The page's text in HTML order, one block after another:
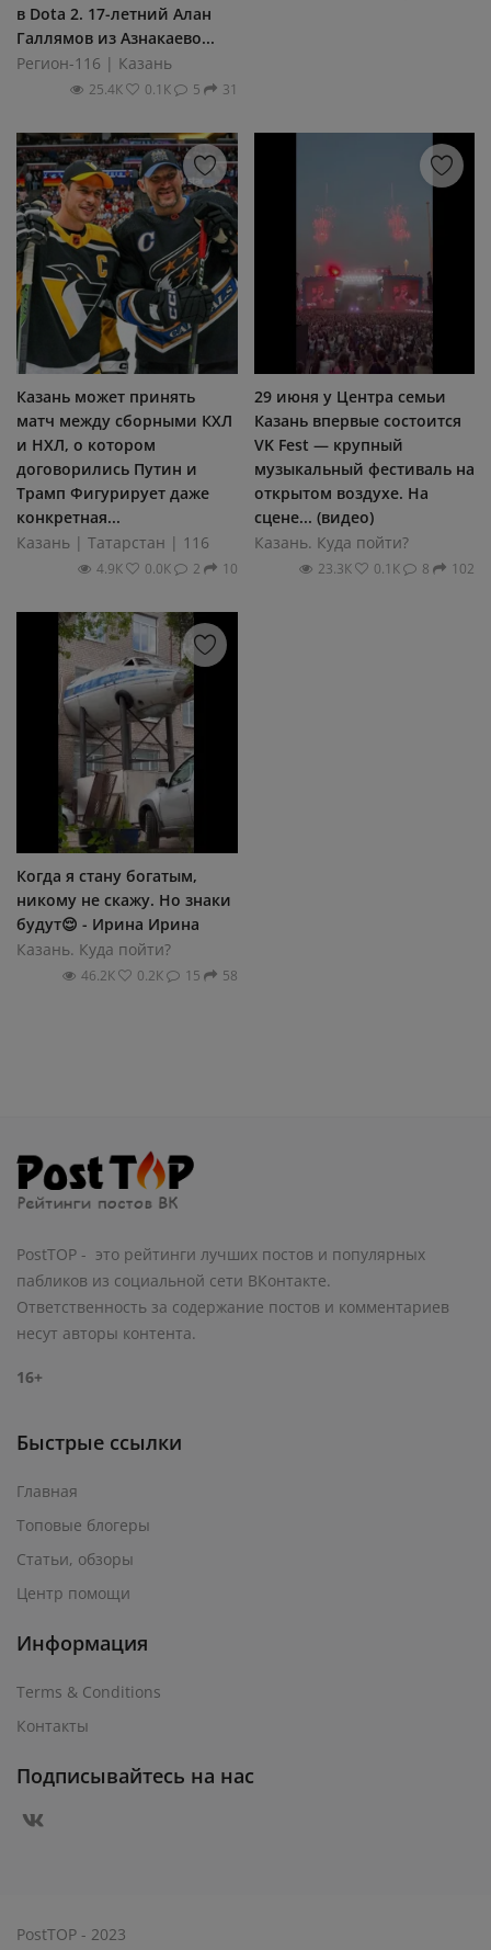
в Dota 2. 17-летний Алан
Галлямов из Азнакаево...
Регион-116 | Казань
25.4К 0.1К 5 31
Казань может принять
матч между сборными КХЛ
и НХЛ, о котором
договорились Путин и
Трамп Фигурирует даже
конкретная...
Казань | Татарстан | 116
4.9К 0.0К 2 10
29 июня у Центра семьи
Казань впервые состоится
VK Fest — крупный
музыкальный фестиваль на
открытом воздухе. На
сцене... (видео)
Казань. Куда пойти?
23.3К 0.1К 8 102
Когда я стану богатым,
никому не скажу. Но знаки
будут😌 - Ирина Ирина
Казань. Куда пойти?
46.2К 0.2К 15 58
PostTOP - это рейтинги лучших постов и популярных
пабликов из социальной сети ВКонтакте.
Ответственность за содержание постов и комментариев
несут авторы контента.
16+
Быстрые ссылки
Главная
Топовые блогеры
Статьи, обзоры
Центр помощи
Информация
Terms & Conditions
Контакты
Подписывайтесь на нас
PostTOP - 2023